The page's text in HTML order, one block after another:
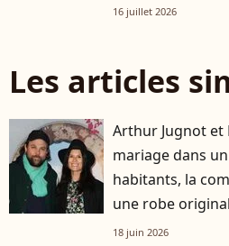
16 juillet 2026
Les articles
Arthur Jugnot et
mariage dans
habitants, la
une robe
française
18 juin 2026